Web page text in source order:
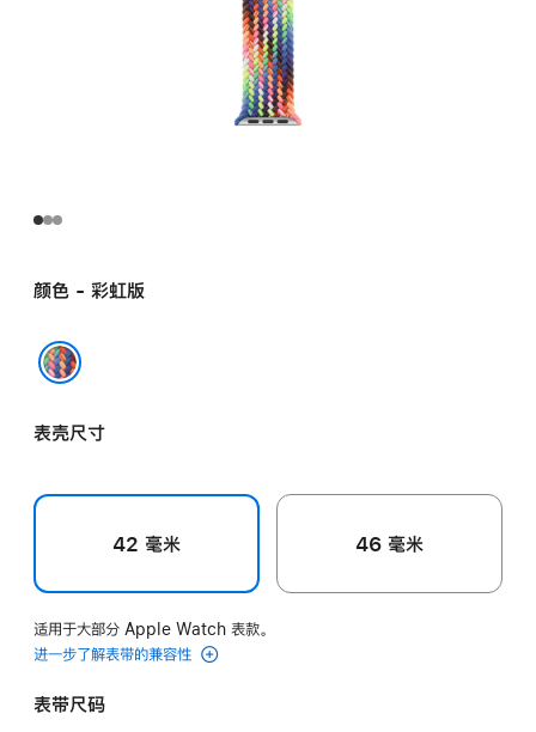
颜色 - 彩虹版
表壳尺寸
42 毫米 46 毫米
适用于大部分 Apple Watch 表款。
进一步了解表带的兼容性
表带尺码